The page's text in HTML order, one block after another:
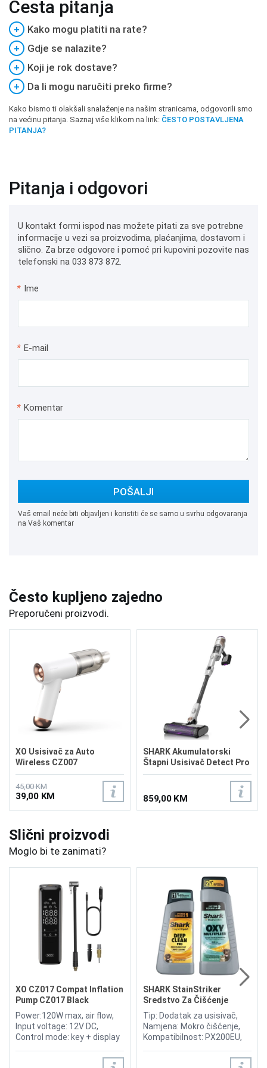
Česta pitanja
+
Kako mogu platiti na rate?
+
Gdje se nalazite?
+
Koji je rok dostave?
+
Da li mogu naručiti preko firme?
Kako bismo ti olakšali snalaženje na našim stranicama, odgovorili smo
na većinu pitanja. Saznaj više klikom na link: ČESTO POSTAVLJENA
PITANJA?
Pitanja i odgovori
U kontakt formi ispod nas možete pitati za sve potrebne
informacije u vezi sa proizvodima, plaćanjima, dostavom i
slično. Za brze odgovore i pomoć pri kupovini pozovite nas
telefonski na 033 873 872.
* Ime
* E-mail
* Komentar
POŠALJI
Vaš email neće biti objavljen i koristiti će se samo u svrhu odgovaranja
na Vaš komentar
Često kupljeno zajedno
Preporučeni proizvodi.
XO Usisivač za Auto
Wireless CZ007
45,00 KM
39,00 KM
SHARK Akumulatorski
Štapni Usisivač Detect Pro
IW1611EU
859,00 KM
Slični proizvodi
Moglo bi te zanimati?
XO CZ017 Compat Inflation
Pump CZ017 Black
Power:120W max, air flow,
Input voltage: 12V DC,
Control mode: key + display
Air tube size: 30cm, 1 LED
SHARK StainStriker
Sredstvo Za Čišćenje
Tip: Dodatak za usisivač,
Namjena: Mokro čišćenje,
Kompatibilnost: PX200EU,